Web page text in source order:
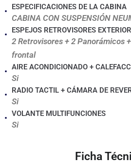
ESPECIFICACIONES DE LA CABINA
CABINA CON SUSPENSIÓN
ESPEJOS RETROVISORES
2 Retrovisores + 2 Panorámicos
frontal
AIRE ACONDICIONADO +
Si
RADIO TACTIL + CÁMARA DE
Si
VOLANTE MULTIFUNCIONES
Si
Ficha